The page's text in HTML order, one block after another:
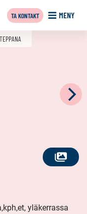
MENY
TA KONTAKT
SE
yläkerrassa